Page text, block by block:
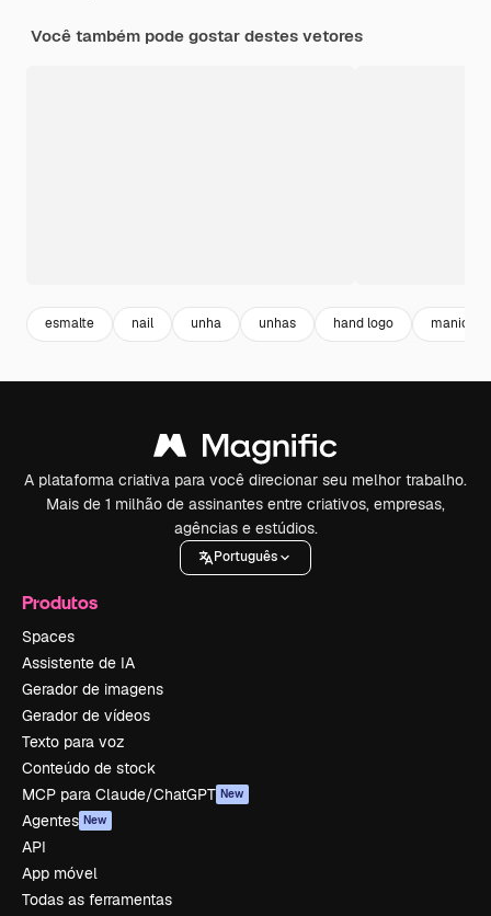
Você também pode gostar destes vetores
esmalte nail unha unhas hand logo
A plataforma criativa para você direcionar seu melhor trabalho.
Mais de 1 milhão de assinantes entre criativos, empresas,
agências e estúdios.
Português
Produtos
Spaces
Assistente de IA
Gerador de imagens
Gerador de vídeos
Texto para voz
Conteúdo de stock
MCP para Claude/ChatGPT New
Agentes New
API
App móvel
Todas as ferramentas